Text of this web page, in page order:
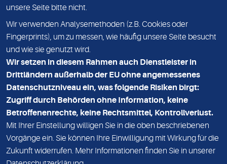
DATENSCHUTZ
KONTAKT
NEWSLETTER
ADRESSE
MVZ Medizinisches Labor Nord MLN GmbH
Essener Straße 108
22419 Hamburg
unsere Seite bitte nicht.
Wir verwenden Analysemethoden (z.B. Cookies oder
Fingerprints), um zu messen, wie häufig unsere Seite besucht
und wie sie genutzt wird.
Wir setzen in diesem Rahmen auch Dienstleister in
Drittländern außerhalb der EU ohne angemessenes
Datenschutzniveau ein, was folgende Risiken birgt:
Zugriff durch Behörden ohne Information, keine
Betroffenenrechte, keine Rechtsmittel, Kontrollverlust.
Mit Ihrer Einstellung willigen Sie in die oben beschriebenen
Vorgänge ein. Sie können Ihre Einwilligung mit Wirkung für die
Zukunft widerrufen. Mehr Informationen finden Sie in unserer